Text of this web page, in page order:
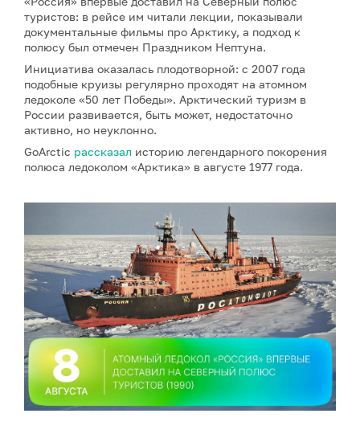
туристов: в рейсе им читали лекции, показывали
документальные фильмы про Арктику, а подход к
полюсу был отмечен Праздником Нептуна.
Инициатива оказалась плодотворной: с 2007 года
подобные круизы регулярно проходят на атомном
ледоколе «50 лет Победы». Арктический туризм в
России развивается, быть может, недостаточно
активно, но неуклонно.
GoArctic рассказал историю легендарного покорения
полюса ледоколом «Арктика» в августе 1977 года.